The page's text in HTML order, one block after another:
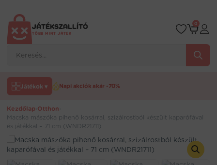
tartalomraJÁTÉKSZALLÍTÓ
TÖBB MINT JÁTÉK
search
0
Játékok ▾ Napi akciók akár -70%
Kezdőlap Otthon
Macska mászóka pihenő kosárral, szizálrostból készült kaparófával
és játékkal – 71 cm (WNDR21711)